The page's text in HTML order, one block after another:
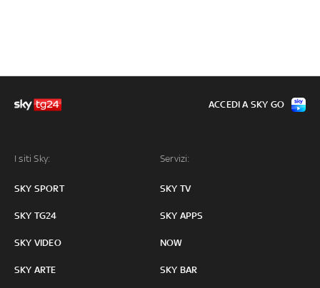
I siti Sky:
SKY SPORT
SKY TG24
SKY VIDEO
SKY ARTE
Servizi:
SKY TV
SKY APPS
NOW
SKY BAR
ACCEDI A SKY GO